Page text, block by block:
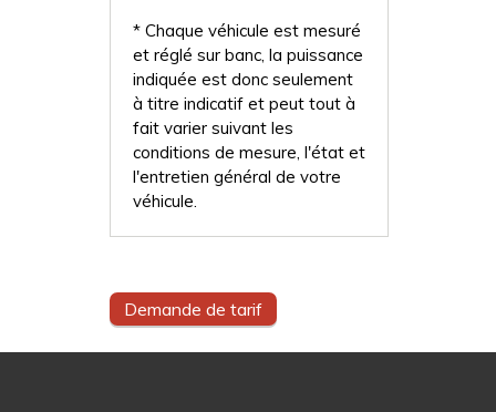
* Chaque véhicule est mesuré
et réglé sur banc, la puissance
indiquée est donc seulement
à titre indicatif et peut tout à
fait varier suivant les
conditions de mesure, l'état et
l'entretien général de votre
véhicule.
Demande de tarif